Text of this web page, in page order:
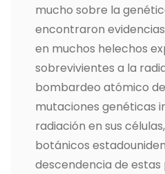
mucho sobre la
encontraron
en muchos helechos
sobrevivientes a la
bombardeo atómico de
mutaciones genéticas
radiación en sus
botánicos
descendencia de